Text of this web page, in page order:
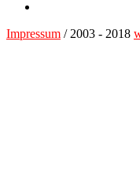
Impressum / 2003 - 2018